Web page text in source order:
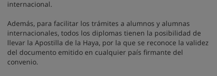
internacional.
Además, para facilitar los trámites a alumnos y alumnas
internacionales, todos los diplomas tienen la posibilidad de
llevar la Apostilla de la Haya, por la que se reconoce la validez
del documento emitido en cualquier país firmante del
convenio.